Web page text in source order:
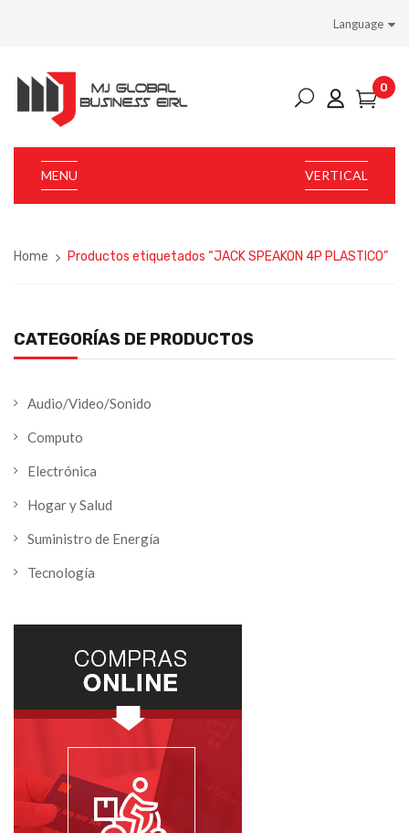
Language
0
VERTICAL
MENU
Home Productos etiquetados “JACK SPEAKON 4P PLASTICO”
CATEGORÍAS DE PRODUCTOS
Audio/Video/Sonido
Computo
Electrónica
Hogar y Salud
Suministro de Energía
Tecnología